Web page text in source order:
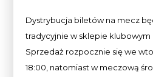
Dystrybucja biletów na mecz
tradycyjnie w sklepie klubowym
Sprzedaż rozpocznie się we
18:00, natomiast w meczową